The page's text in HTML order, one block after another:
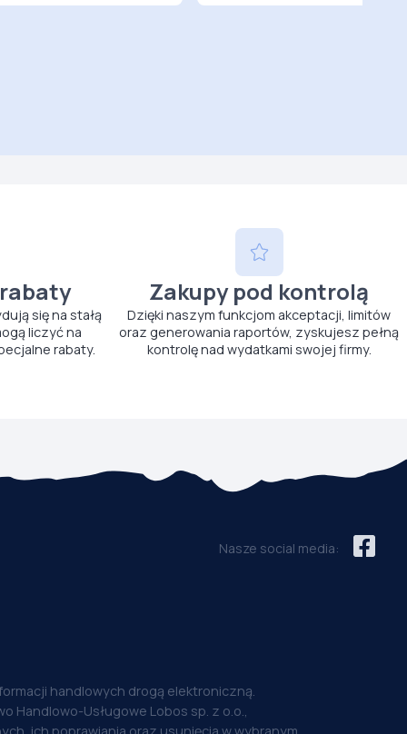
się na stałą
liczyć na
rabaty.
Zakupy pod kontrolą
Dzięki naszym funkcjom akceptacji, limitów
oraz generowania raportów, zyskujesz pełną
kontrolę nad wydatkami swojej firmy.
Nasze social media:
handlowych drogą elektroniczną.
Handlowo-Usługowe Lobos sp. z o.o.,